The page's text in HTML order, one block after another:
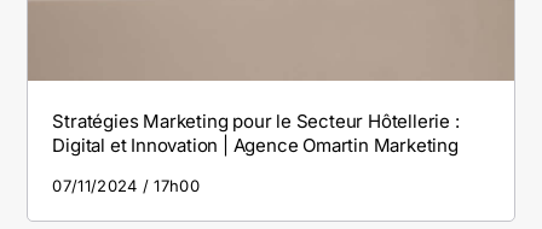
Stratégies Marketing pour le Secteur Hôtellerie :
Digital et Innovation | Agence Omartin Marketing
07/11/2024 17h00